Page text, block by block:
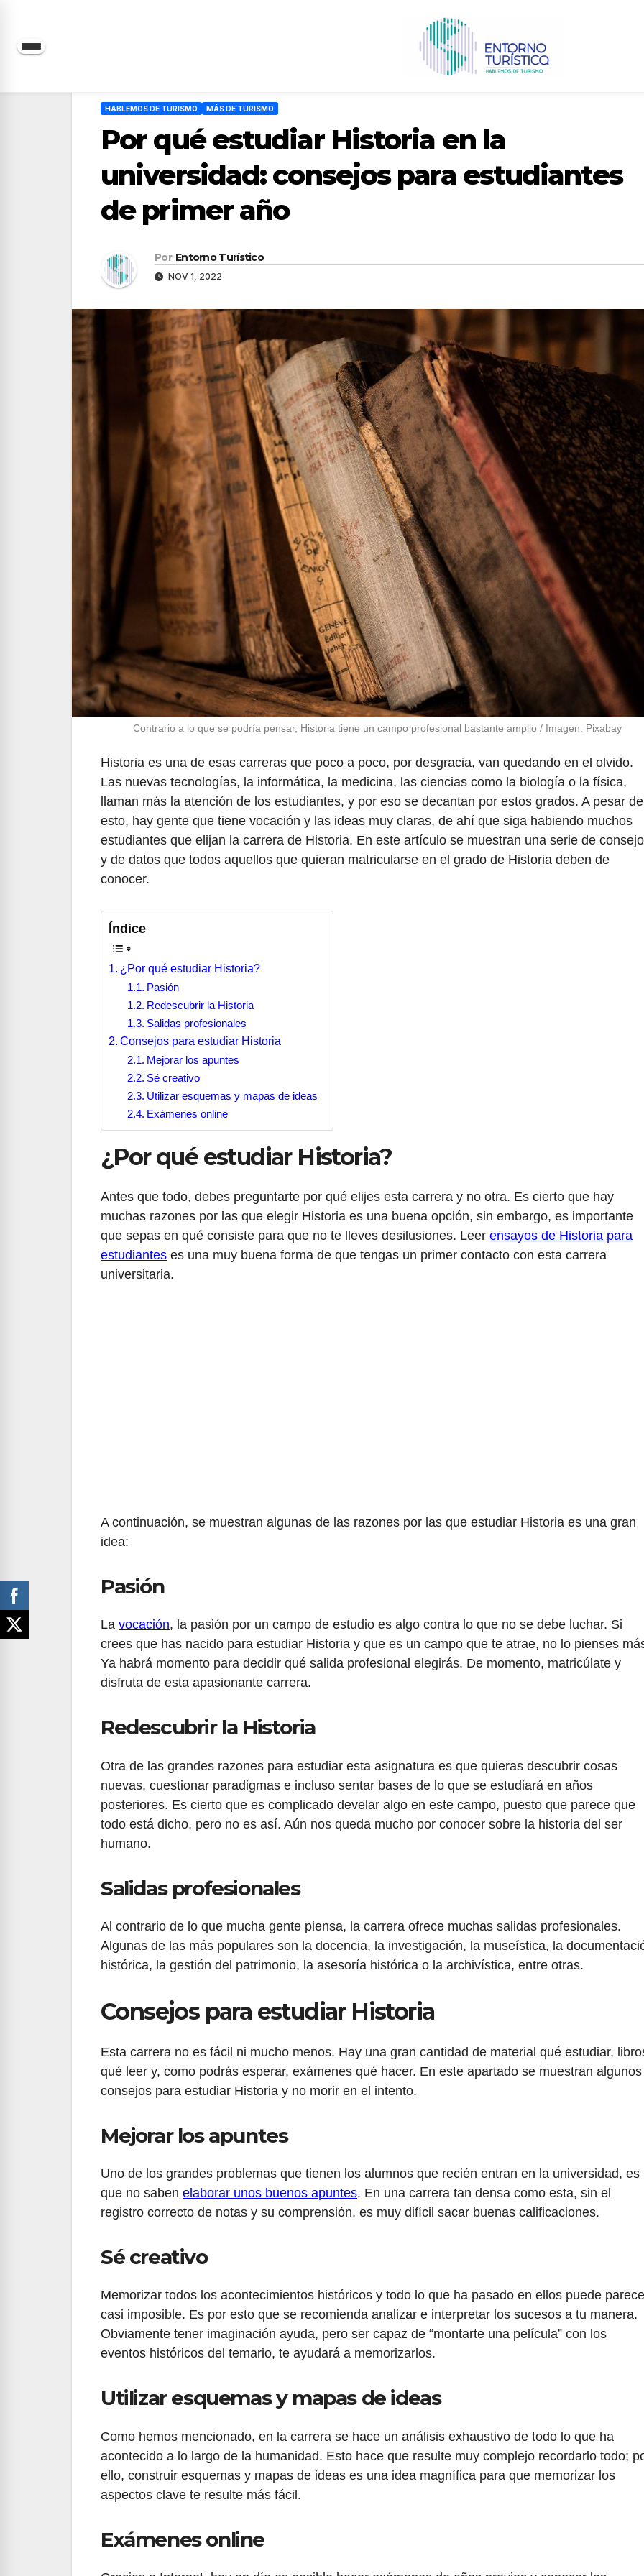
Saltar
HABLEMOS DE TURISMO MÁS DE TURISMO
Por qué estudiar Historia en la
universidad: consejos para estudiantes
de primer año
Por Entorno Turístico
NOV 1, 2022
Contrario a lo que se podría pensar, Historia tiene un campo profesional bastante amplio / Imagen: Pixabay
Historia es una de esas carreras que poco a poco, por desgracia, van quedando en el olvido.
Las nuevas tecnologías, la informática, la medicina, las ciencias como la biología o la física,
llaman más la atención de los estudiantes, y por eso se decantan por estos grados. A pesar de
esto, hay gente que tiene vocación y las ideas muy claras, de ahí que siga habiendo muchos
estudiantes que elijan la carrera de Historia. En este artículo se muestran una serie de
y de datos que todos aquellos que quieran matricularse en el grado de Historia deben de
conocer.
Índice
¿Por qué estudiar Historia?
Pasión
Redescubrir la Historia
Salidas profesionales
Consejos para estudiar Historia
Mejorar los apuntes
Sé creativo
Utilizar esquemas y mapas de ideas
Exámenes online
¿Por qué estudiar Historia?
Antes que todo, debes preguntarte por qué elijes esta carrera y no otra. Es cierto que hay
muchas razones por las que elegir Historia es una buena opción, sin embargo, es importante
que sepas en qué consiste para que no te lleves desilusiones. Leer ensayos de Historia para
estudiantes es una muy buena forma de que tengas un primer contacto con esta carrera
universitaria.
A continuación, se muestran algunas de las razones por las que estudiar Historia es una gran
idea:
Pasión
La vocación, la pasión por un campo de estudio es algo contra lo que no se debe luchar. Si
crees que has nacido para estudiar Historia y que es un campo que te atrae, no lo pienses
Ya habrá momento para decidir qué salida profesional elegirás. De momento, matricúlate y
disfruta de esta apasionante carrera.
Redescubrir la Historia
Otra de las grandes razones para estudiar esta asignatura es que quieras descubrir cosas
nuevas, cuestionar paradigmas e incluso sentar bases de lo que se estudiará en años
posteriores. Es cierto que es complicado develar algo en este campo, puesto que parece que
todo está dicho, pero no es así. Aún nos queda mucho por conocer sobre la historia del ser
humano.
Salidas profesionales
Al contrario de lo que mucha gente piensa, la carrera ofrece muchas salidas profesionales.
Algunas de las más populares son la docencia, la investigación, la museística, la
histórica, la gestión del patrimonio, la asesoría histórica o la archivística, entre otras.
Consejos para estudiar Historia
Esta carrera no es fácil ni mucho menos. Hay una gran cantidad de material qué estudiar,
qué leer y, como podrás esperar, exámenes qué hacer. En este apartado se muestran algunos
consejos para estudiar Historia y no morir en el intento.
Mejorar los apuntes
Uno de los grandes problemas que tienen los alumnos que recién entran en la universidad, es
que no saben elaborar unos buenos apuntes. En una carrera tan densa como esta, sin el
registro correcto de notas y su comprensión, es muy difícil sacar buenas calificaciones.
Sé creativo
Memorizar todos los acontecimientos históricos y todo lo que ha pasado en ellos puede
casi imposible. Es por esto que se recomienda analizar e interpretar los sucesos a tu manera.
Obviamente tener imaginación ayuda, pero ser capaz de “montarte una película” con los
eventos históricos del temario, te ayudará a memorizarlos.
Utilizar esquemas y mapas de ideas
Como hemos mencionado, en la carrera se hace un análisis exhaustivo de todo lo que ha
acontecido a lo largo de la humanidad. Esto hace que resulte muy complejo recordarlo todo;
ello, construir esquemas y mapas de ideas es una idea magnífica para que memorizar los
aspectos clave te resulte más fácil.
Exámenes online